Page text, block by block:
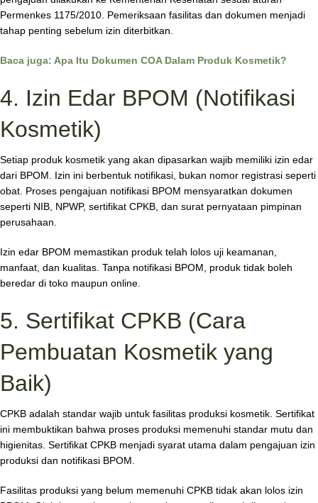
Permenkes 1175/2010. Pemeriksaan fasilitas dan dokumen menjadi
tahap penting sebelum izin diterbitkan.
Baca juga: Apa Itu Dokumen COA Dalam Produk Kosmetik?
4. Izin Edar BPOM (Notifikasi
Kosmetik)
Setiap produk kosmetik yang akan dipasarkan wajib memiliki izin edar
dari BPOM. Izin ini berbentuk notifikasi, bukan nomor registrasi seperti
obat. Proses pengajuan notifikasi BPOM mensyaratkan dokumen
seperti NIB, NPWP, sertifikat CPKB, dan surat pernyataan pimpinan
perusahaan.
Izin edar BPOM memastikan produk telah lolos uji keamanan,
manfaat, dan kualitas. Tanpa notifikasi BPOM, produk tidak boleh
beredar di toko maupun online.
5. Sertifikat CPKB (Cara
Pembuatan Kosmetik yang
Baik)
CPKB adalah standar wajib untuk fasilitas produksi kosmetik. Sertifikat
ini membuktikan bahwa proses produksi memenuhi standar mutu dan
higienitas. Sertifikat CPKB menjadi syarat utama dalam pengajuan izin
produksi dan notifikasi BPOM.
Fasilitas produksi yang belum memenuhi CPKB tidak akan lolos izin